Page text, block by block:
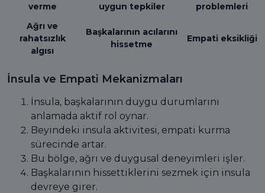
verme
uygun tepkiler
problemleri
Ağrı ve
rahatsızlık
algısı
Başkalarının acılarını
hissetme
Empati eksikliği
İnsula ve Empati Mekanizmaları
İnsula, başkalarının duygu durumlarını
anlamada aktif rol oynar.
Beyindeki insula aktivitesi, empati kurma
sürecinde artar.
Bu bölge, ağrı ve duygusal deneyimleri işler.
Başkalarının hissettiklerini sezmek için insula
devreye girer.